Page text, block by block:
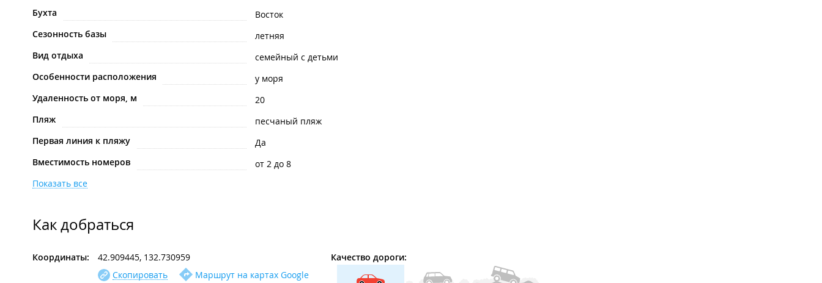
Бухта
Восток
Сезонность базы
летняя
Вид отдыха
семейный с детьми
Особенности расположения
у моря
Удаленность от моря, м
20
Пляж
песчаный пляж
Первая линия к пляжу
Да
Вместимость номеров
от 2 до 8
Показать все
Как добраться
Координаты:
42.909445, 132.730959
Скопировать
Маршрут на картах Google
Качество дороги: